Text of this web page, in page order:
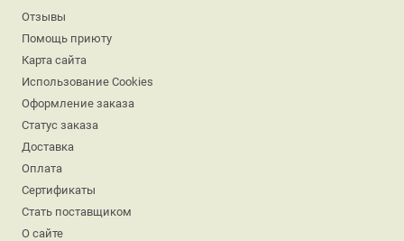
Отзывы
Помощь приюту
Карта сайта
Использование Cookies
Оформление заказа
Статус заказа
Доставка
Оплата
Сертификаты
Стать поставщиком
О сайте